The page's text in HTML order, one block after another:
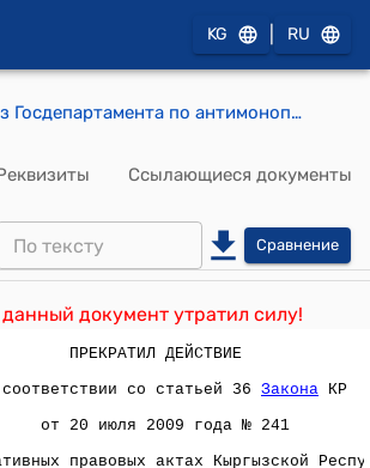
KG RU
Приказ Госдепартамента по антимонопольной политике при Министерстве экономического развития, промышленности и торговли КР от 23 июня 2004 года N 136 "О внесении дополнения в Прейскурант стоимости разрешительных документов, выдаваемых органами исполнительной власти и их структурными подразделениями, утвержденный приказом Госдепартамента по антимонопольной политике от 14.05.2004 г. N 108"
Ссылающиеся документы
Сравнение
документ утратил силу!